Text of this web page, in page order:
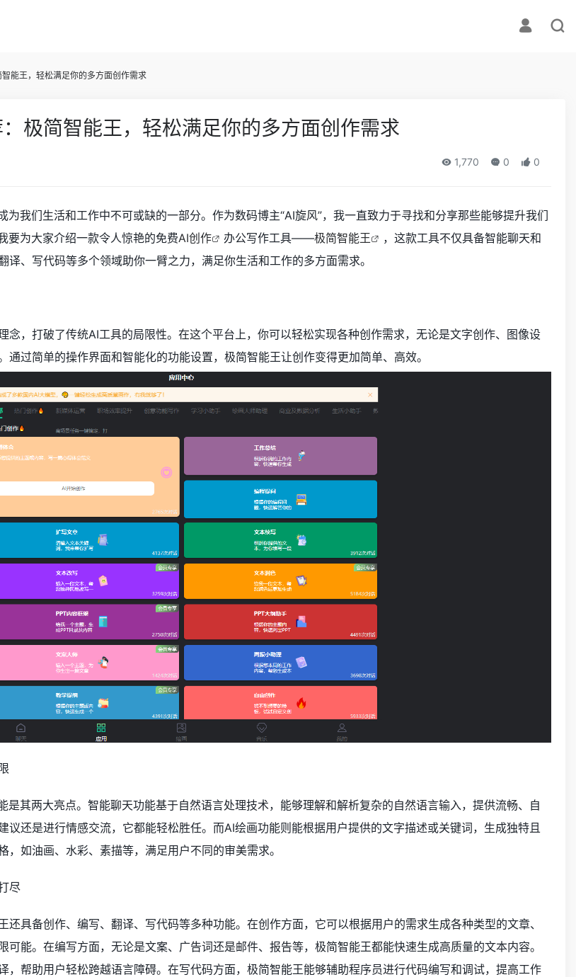
能王，轻松满足你的多方面创作需求
极简智能王，轻松满足你的多方面创作需求
1,770 0 0
我们生活和工作中不可或缺的一部分。作为数码博主“AI旋风”，我一直致力于寻找和分享那些能够提升我们
要为大家介绍一款令人惊艳的免费AI创作 办公写作工具——极简智能王
，这款工具不仅具备智能聊天和
译、写代码等多个领域助你一臂之力，满足你生活和工作的多方面需求。
念，打破了传统AI工具的局限性。在这个平台上，你可以轻松实现各种创作需求，无论是文字创作、图像设
过简单的操作界面和智能化的功能设置，极简智能王让创作变得更加简单、高效。
是其两大亮点。智能聊天功能基于自然语言处理技术，能够理解和解析复杂的自然语言输入，提供流畅、自
议还是进行情感交流，它都能轻松胜任。而AI绘画功能则能根据用户提供的文字描述或关键词，生成独特且
如油画、水彩、素描等，满足用户不同的审美需求。
尽
还具备创作、编写、翻译、写代码等多种功能。在创作方面，它可以根据用户的需求生成各种类型的文章、
可能。在编写方面，无论是文案、广告词还是邮件、报告等，极简智能王都能快速生成高质量的文本内容。
，帮助用户轻松跨越语言障碍。在写代码方面，极简智能王能够辅助程序员进行代码编写和调试，提高工作